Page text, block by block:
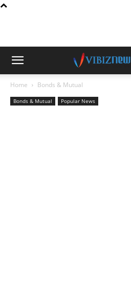
Home Bonds & Mutual
Bonds & Mutual Popular News